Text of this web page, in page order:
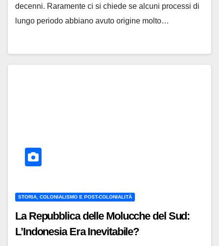
decenni. Raramente ci si chiede se alcuni processi di
lungo periodo abbiano avuto origine molto…
STORIA, COLONIALISMO E POST-COLONIALITÀ
La Repubblica delle Molucche del Sud:
L’Indonesia Era Inevitabile?